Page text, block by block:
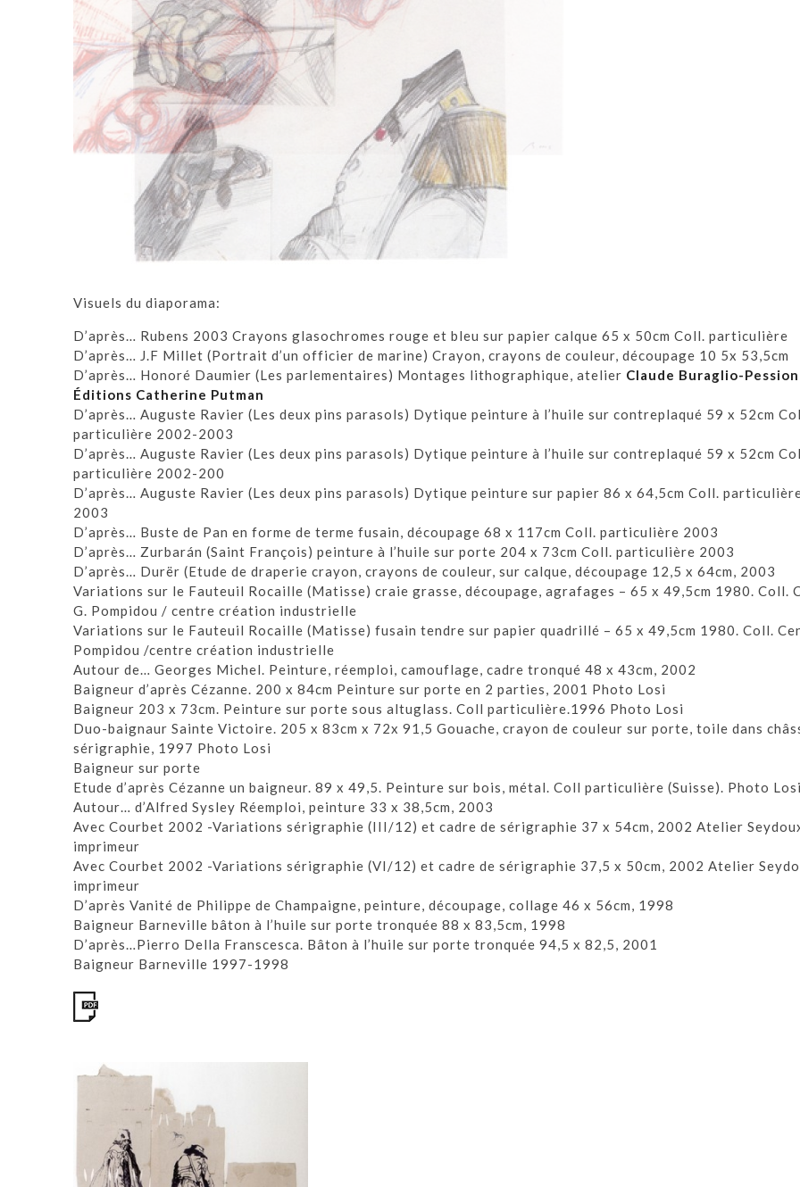
Visuels du diaporama:
D’après… Rubens 2003 Crayons glasochromes rouge et bleu sur papier calque 65 x 50cm Coll. particulière
D’après… J.F Millet (Portrait d’un officier de marine) Crayon, crayons de couleur, découpage 10 5x 53,5cm
D’après… Honoré Daumier (Les parlementaires) Montages lithographique, atelier Claude Buraglio-
Éditions Catherine Putman
D’après… Auguste Ravier (Les deux pins parasols) Dytique peinture à l’huile sur contreplaqué 59 x 52cm
particulière 2002-2003
D’après… Auguste Ravier (Les deux pins parasols) Dytique peinture à l’huile sur contreplaqué 59 x 52cm
particulière 2002-200
D’après… Auguste Ravier (Les deux pins parasols) Dytique peinture sur papier 86 x 64,5cm Coll.
2003
D’après… Buste de Pan en forme de terme fusain, découpage 68 x 117cm Coll. particulière 2003
D’après… Zurbarán (Saint François) peinture à l’huile sur porte 204 x 73cm Coll. particulière 2003
D’après… Durër (Etude de draperie crayon, crayons de couleur, sur calque, découpage 12,5 x 64cm, 2003
Variations sur le Fauteuil Rocaille (Matisse) craie grasse, découpage, agrafages – 65 x 49,5cm 1980. Coll.
G. Pompidou / centre création industrielle
Variations sur le Fauteuil Rocaille (Matisse) fusain tendre sur papier quadrillé – 65 x 49,5cm 1980. Coll.
Pompidou /centre création industrielle
Autour de… Georges Michel. Peinture, réemploi, camouflage, cadre tronqué 48 x 43cm, 2002
Baigneur d’après Cézanne. 200 x 84cm Peinture sur porte en 2 parties, 2001 Photo Losi
Baigneur 203 x 73cm. Peinture sur porte sous altuglass. Coll particulière.1996 Photo Losi
Duo-baignaur Sainte Victoire. 205 x 83cm x 72x 91,5 Gouache, crayon de couleur sur porte, toile dans
sérigraphie, 1997 Photo Losi
Baigneur sur porte
Etude d’après Cézanne un baigneur. 89 x 49,5. Peinture sur bois, métal. Coll particulière (Suisse). Photo
Autour… d’Alfred Sysley Réemploi, peinture 33 x 38,5cm, 2003
Avec Courbet 2002 -Variations sérigraphie (III/12) et cadre de sérigraphie 37 x 54cm, 2002 Atelier
imprimeur
Avec Courbet 2002 -Variations sérigraphie (VI/12) et cadre de sérigraphie 37,5 x 50cm, 2002 Atelier
imprimeur
D’après Vanité de Philippe de Champaigne, peinture, découpage, collage 46 x 56cm, 1998
Baigneur Barneville bâton à l’huile sur porte tronquée 88 x 83,5cm, 1998
D’après…Pierro Della Franscesca. Bâton à l’huile sur porte tronquée 94,5 x 82,5, 2001
Baigneur Barneville 1997-1998